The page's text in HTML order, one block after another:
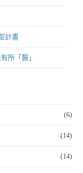
計畫
所「醫」
(6)
(14)
(14)